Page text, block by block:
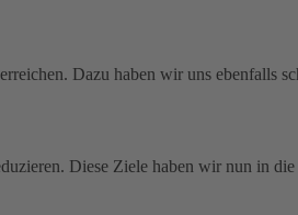
Dazu haben wir uns ebenfalls
Diese Ziele haben wir nun in